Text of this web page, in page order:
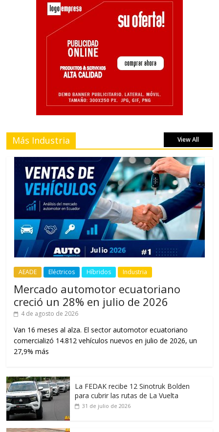
Más Industria View All
AEADE Eléctricos Híbridos Industria
Mercado automotor ecuatoriano
creció un 28% en julio de 2026
4 de agosto de 2026
Van 16 meses al alza. El sector automotor ecuatoriano
comercializó 14.812 vehículos nuevos en julio de 2026, un
27,9% más
La FEDAK recibe 12 Sinotruk Bolden
para cubrir las rutas de La Vuelta
31 de julio de 2026